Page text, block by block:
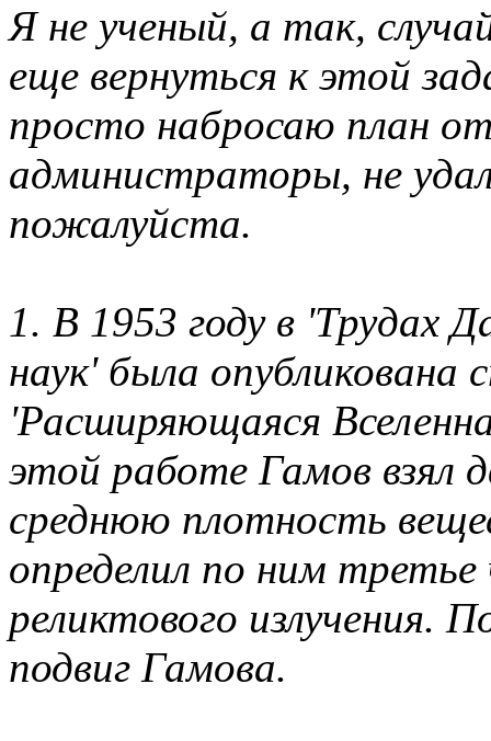
Я не ученый, а так,
еще вернуться к этой
просто набросаю план
администраторы, не
пожалуйста.
1. В 1953 году в 'Трудах
наук' была
'Расширяющаяся
этой работе Гамов взял
среднюю плотность
определил по ним
реликтового излучения.
подвиг Гамова.